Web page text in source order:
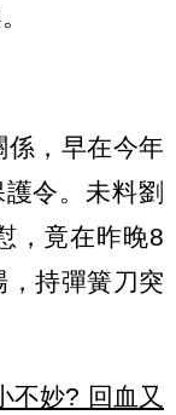
係，早在今年
令。未料劉
，竟在昨晚8
，持彈簧刀突
妙? 回血又